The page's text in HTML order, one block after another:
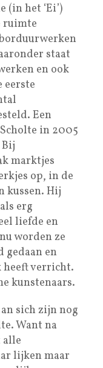
(in het ‘Ei’)
ruimte
staat
en ook
eerste
Een
in 2005
marktjes
op, in de
kussen. Hij
erg
liefde en
worden ze
gedaan en
heeft verricht.
kunstenaars.
sich zijn nog
Want na
lijken maar